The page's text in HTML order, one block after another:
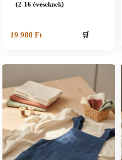
(2-16 éveseknek)
19 980 Ft 🛒